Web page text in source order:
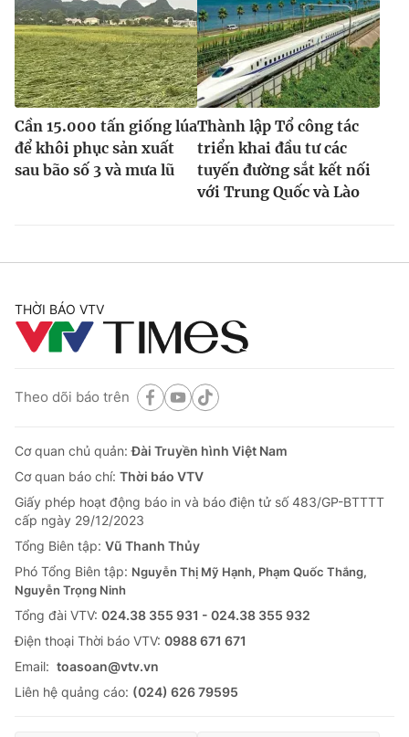
Cần 15.000 tấn giống lúa
để khôi phục sản xuất
sau bão số 3 và mưa lũ
Thành lập Tổ công tác
triển khai đầu tư các
tuyến đường sắt kết nối
với Trung Quốc và Lào
THỜI BÁO VTV
Theo dõi báo trên
Cơ quan chủ quản:Đài Truyền hình Việt Nam
Cơ quan báo chí: Thời báo VTV
Giấy phép hoạt động báo in và báo điện tử số 483/GP-BTTTT
cấp ngày 29/12/2023
Tổng Biên tập: Vũ Thanh Thủy
Phó Tổng Biên tập: Nguyễn Thị Mỹ Hạnh, Phạm Quốc Thắng,
Nguyễn Trọng Ninh
Tổng đài VTV: 024.38 355 931 - 024.38 355 932
Ðiện thoại Thời báo VTV: 0988 671 671
Email: toasoan@vtv.vn
Liên hệ quảng cáo: (024) 626 79595